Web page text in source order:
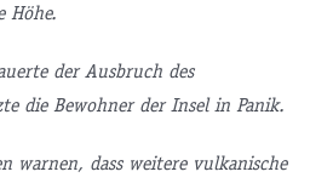
Höhe.
der Ausbruch des
die Bewohner der Insel in Panik.
warnen, dass weitere vulkanische